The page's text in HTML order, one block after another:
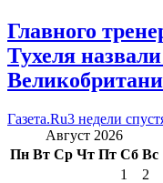
Главного
Тухеля
Газета.Ru3 недели
Август 2026
Пн Вт Ср Чт Пт Сб Вс
1
2